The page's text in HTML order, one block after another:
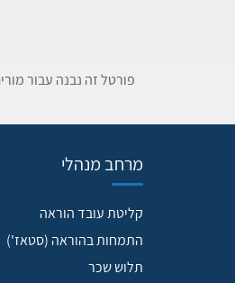
פורטל זה נבנה עבור
מרחב מנהלי
קליטת עובד הוראה
התמחות בהוראה (סטאז')
תלוש שכר